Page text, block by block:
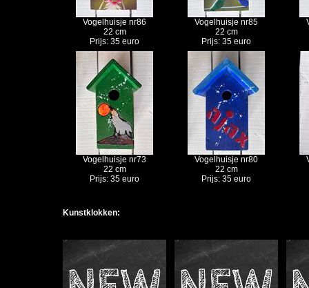
Vogelhuisje nr86
22 cm
Prijs: 35 euro
Vogelhuisje nr85
22 cm
Prijs: 35 euro
Vogelhuisje nr73
22 cm
Prijs: 35 euro
Vogelhuisje nr80
22 cm
Prijs: 35 euro
Kunstklokken: